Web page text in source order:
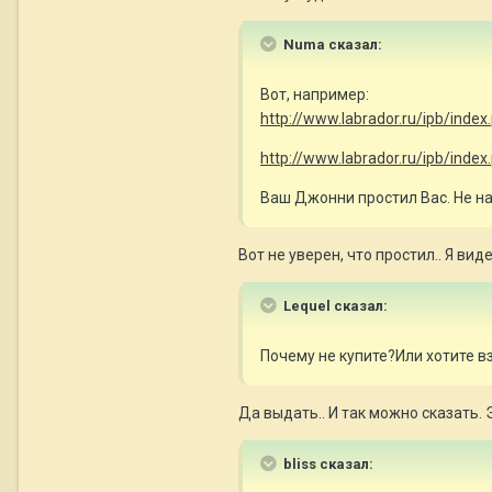
Numa сказал:
Вот, например:
http://www.labrador.ru/ipb/
http://www.labrador.ru/ipb/
Ваш Джонни простил Вас. Не
Вот не уверен, что простил.. Я
Lequel сказал:
Почему не купите?Или хотите
Да выдать.. И так можно сказать.
bliss сказал: